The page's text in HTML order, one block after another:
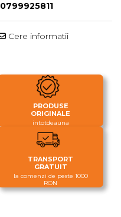
0799925811
Cere informatii
PRODUSE
ORIGINALE
intotdeauna
TRANSPORT
GRATUIT
la comenzi de peste 1000
RON